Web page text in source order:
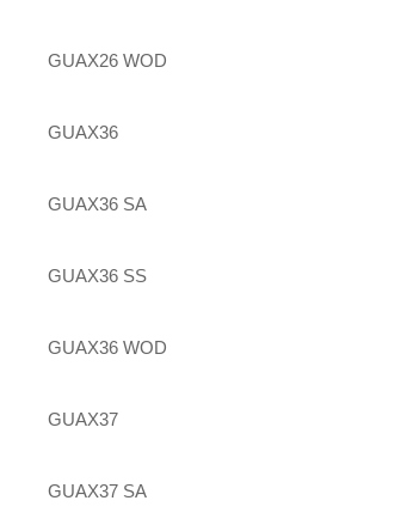
GUAX26 WOD
GUAX36
GUAX36 SA
GUAX36 SS
GUAX36 WOD
GUAX37
GUAX37 SA